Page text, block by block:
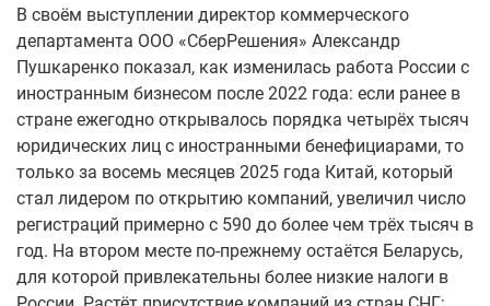
В своём выступлении директор коммерческого
департамента ООО «СберРешения» Александр
Пушкаренко показал, как изменилась работа России с
иностранным бизнесом после 2022 года: если ранее в
стране ежегодно открывалось порядка четырёх тысяч
юридических лиц с иностранными бенефициарами, то
только за восемь месяцев 2025 года Китай, который
стал лидером по открытию компаний, увеличил число
регистраций примерно с 590 до более чем трёх тысяч в
год. На втором месте по-прежнему остаётся Беларусь,
для которой привлекательны более низкие налоги в